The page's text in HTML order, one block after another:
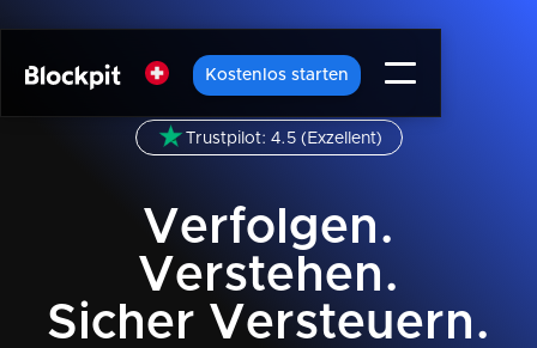
Kostenlos starten
Trustpilot: 4.5 (Exzellent)
Verfolgen.
Verstehen.
Sicher Versteuern.